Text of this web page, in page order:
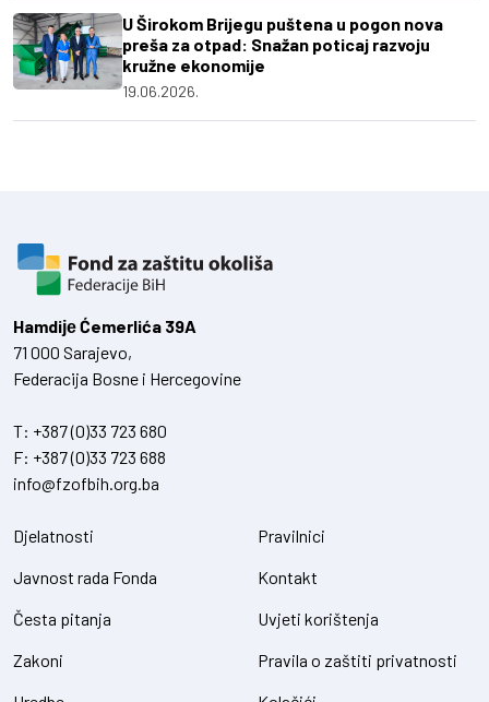
U Širokom Brijegu puštena u pogon nova
preša za otpad: Snažan poticaj razvoju
kružne ekonomije
19.06.2026.
Hamdiје Ćemerlića 39A
71 000 Sarajevo,
Federacija Bosne i Hercegovine
T: +387 (0)33 723 680
F: +387 (0)33 723 688
info@fzofbih.org.ba
Djelatnosti
Javnost rada Fonda
Česta pitanja
Zakoni
Pravilnici
Kontakt
Uvjeti korištenja
Pravila o zaštiti privatnosti